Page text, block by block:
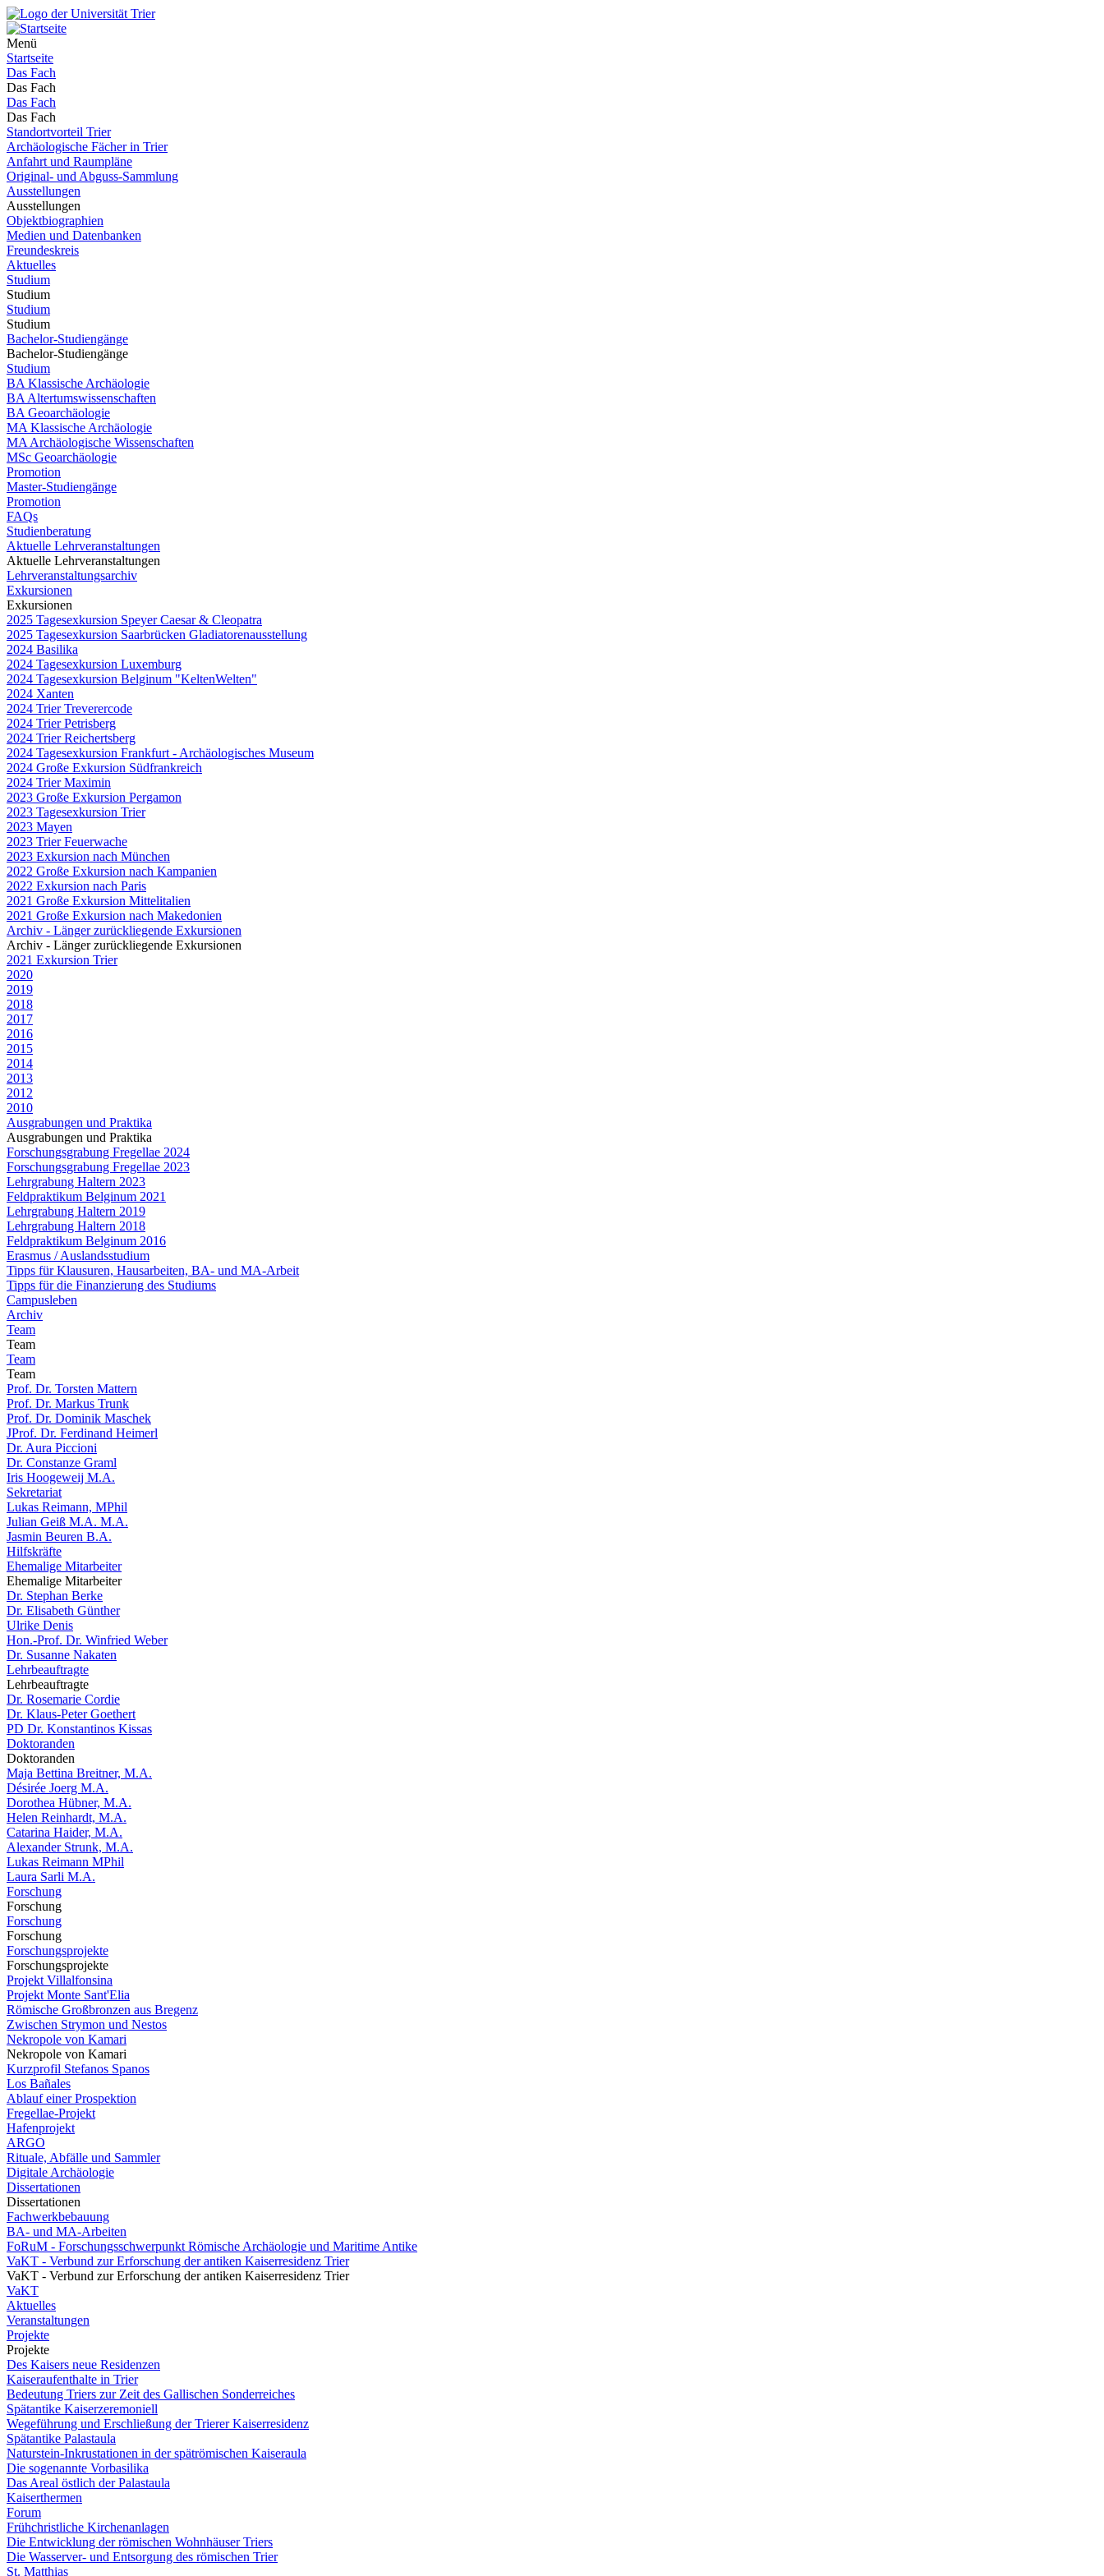
Menü
Startseite
Das Fach
Das Fach
Das Fach
Das Fach
Standortvorteil Trier
Archäologische Fächer in Trier
Anfahrt und Raumpläne
Original- und Abguss-Sammlung
Ausstellungen
Ausstellungen
Objektbiographien
Medien und Datenbanken
Freundeskreis
Aktuelles
Studium
Studium
Studium
Studium
Bachelor-Studiengänge
Bachelor-Studiengänge
Studium
BA Klassische Archäologie
BA Altertumswissenschaften
BA Geoarchäologie
MA Klassische Archäologie
MA Archäologische Wissenschaften
MSc Geoarchäologie
Promotion
Master-Studiengänge
Promotion
FAQs
Studienberatung
Aktuelle Lehrveranstaltungen
Aktuelle Lehrveranstaltungen
Lehrveranstaltungsarchiv
Exkursionen
Exkursionen
2025 Tagesexkursion Speyer Caesar & Cleopatra
2025 Tagesexkursion Saarbrücken Gladiatorenausstellung
2024 Basilika
2024 Tagesexkursion Luxemburg
2024 Tagesexkursion Belginum "KeltenWelten"
2024 Xanten
2024 Trier Treverercode
2024 Trier Petrisberg
2024 Trier Reichertsberg
2024 Tagesexkursion Frankfurt - Archäologisches Museum
2024 Große Exkursion Südfrankreich
2024 Trier Maximin
2023 Große Exkursion Pergamon
2023 Tagesexkursion Trier
2023 Mayen
2023 Trier Feuerwache
2023 Exkursion nach München
2022 Große Exkursion nach Kampanien
2022 Exkursion nach Paris
2021 Große Exkursion Mittelitalien
2021 Große Exkursion nach Makedonien
Archiv - Länger zurückliegende Exkursionen
Archiv - Länger zurückliegende Exkursionen
2021 Exkursion Trier
2020
2019
2018
2017
2016
2015
2014
2013
2012
2010
Ausgrabungen und Praktika
Ausgrabungen und Praktika
Forschungsgrabung Fregellae 2024
Forschungsgrabung Fregellae 2023
Lehrgrabung Haltern 2023
Feldpraktikum Belginum 2021
Lehrgrabung Haltern 2019
Lehrgrabung Haltern 2018
Feldpraktikum Belginum 2016
Erasmus / Auslandsstudium
Tipps für Klausuren, Hausarbeiten, BA- und MA-Arbeit
Tipps für die Finanzierung des Studiums
Campusleben
Archiv
Team
Team
Team
Team
Prof. Dr. Torsten Mattern
Prof. Dr. Markus Trunk
Prof. Dr. Dominik Maschek
JProf. Dr. Ferdinand Heimerl
Dr. Aura Piccioni
Dr. Constanze Graml
Iris Hoogeweij M.A.
Sekretariat
Lukas Reimann, MPhil
Julian Geiß M.A. M.A.
Jasmin Beuren B.A.
Hilfskräfte
Ehemalige Mitarbeiter
Ehemalige Mitarbeiter
Dr. Stephan Berke
Dr. Elisabeth Günther
Ulrike Denis
Hon.-Prof. Dr. Winfried Weber
Dr. Susanne Nakaten
Lehrbeauftragte
Lehrbeauftragte
Dr. Rosemarie Cordie
Dr. Klaus-Peter Goethert
PD Dr. Konstantinos Kissas
Doktoranden
Doktoranden
Maja Bettina Breitner, M.A.
Désirée Joerg M.A.
Dorothea Hübner, M.A.
Helen Reinhardt, M.A.
Catarina Haider, M.A.
Alexander Strunk, M.A.
Lukas Reimann MPhil
Laura Sarli M.A.
Forschung
Forschung
Forschung
Forschung
Forschungsprojekte
Forschungsprojekte
Projekt Villalfonsina
Projekt Monte Sant'Elia
Römische Großbronzen aus Bregenz
Zwischen Strymon und Nestos
Nekropole von Kamari
Nekropole von Kamari
Kurzprofil Stefanos Spanos
Los Bañales
Ablauf einer Prospektion
Fregellae-Projekt
Hafenprojekt
ARGO
Rituale, Abfälle und Sammler
Digitale Archäologie
Dissertationen
Dissertationen
Fachwerkbebauung
BA- und MA-Arbeiten
FoRuM - Forschungsschwerpunkt Römische Archäologie und Maritime Antike
VaKT - Verbund zur Erforschung der antiken Kaiserresidenz Trier
VaKT - Verbund zur Erforschung der antiken Kaiserresidenz Trier
VaKT
Aktuelles
Veranstaltungen
Projekte
Projekte
Des Kaisers neue Residenzen
Kaiseraufenthalte in Trier
Bedeutung Triers zur Zeit des Gallischen Sonderreiches
Spätantike Kaiserzeremoniell
Wegeführung und Erschließung der Trierer Kaiserresidenz
Spätantike Palastaula
Naturstein-Inkrustationen in der spätrömischen Kaiseraula
Die sogenannte Vorbasilika
Das Areal östlich der Palastaula
Kaiserthermen
Forum
Frühchristliche Kirchenanlagen
Die Entwicklung der römischen Wohnhäuser Triers
Die Wasserver- und Entsorgung des römischen Trier
St. Matthias